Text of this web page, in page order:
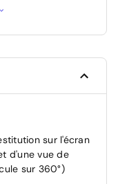
60 €
sur l'écran
d'une vue de
sur 360°)